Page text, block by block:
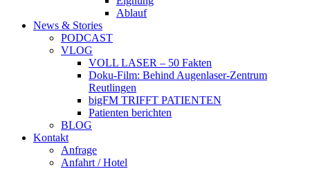
Ablauf
News & Stories
PODCAST
VLOG
VOLL LASER – 50 Fakten
Doku-Film: Behind Augenlaser-Zentrum
Reutlingen
bigFM TRIFFT PATIENTEN
Patienten berichten
BLOG
Kontakt
Anfrage
Anfahrt / Hotel